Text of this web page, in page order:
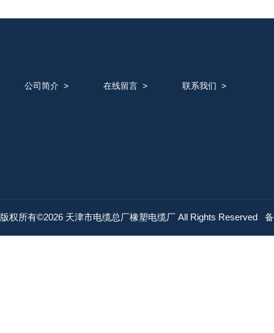
公司简介 > 在线留言> 联系我们 >
版权所有©2026 天津市电缆总厂橡塑电缆厂 All Rights Reserved